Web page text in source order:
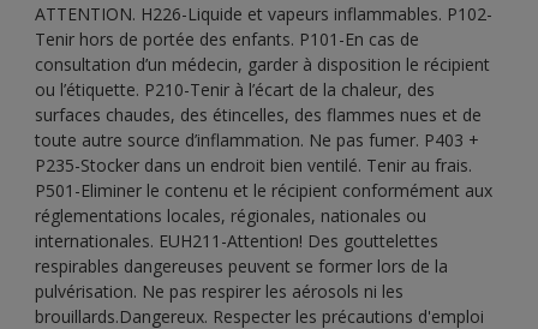
ATTENTION. H226-Liquide et vapeurs inflammables. P102-
Tenir hors de portée des enfants. P101-En cas de
consultation d’un médecin, garder à disposition le récipient
ou l’étiquette. P210-Tenir à l’écart de la chaleur, des
surfaces chaudes, des étincelles, des flammes nues et de
toute autre source d’inflammation. Ne pas fumer. P403 +
P235-Stocker dans un endroit bien ventilé. Tenir au frais.
P501-Eliminer le contenu et le récipient conformément aux
réglementations locales, régionales, nationales ou
internationales. EUH211-Attention! Des gouttelettes
respirables dangereuses peuvent se former lors de la
pulvérisation. Ne pas respirer les aérosols ni les
brouillards.Dangereux. Respecter les précautions d'emploi